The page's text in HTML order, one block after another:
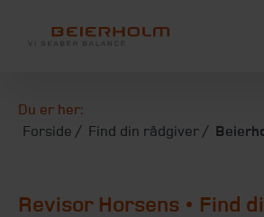
Du er her:
Forside
Find din rådgiver
Revisor Horsens • Find